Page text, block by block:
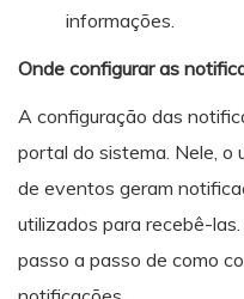
informações.
Onde configurar as
A configuração das
portal do sistema. Nele, o
de eventos geram
utilizados para recebê-
passo a passo de como